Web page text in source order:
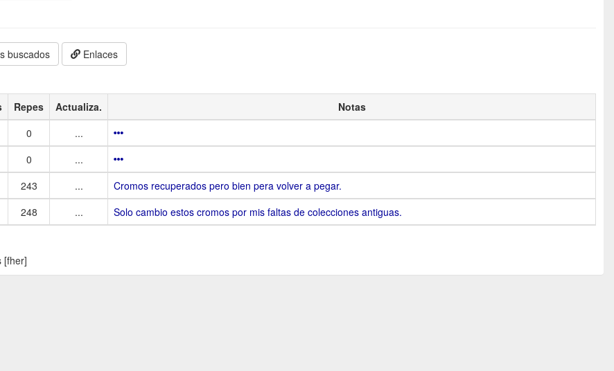
buscados Enlaces
Repes Actualiza.
Notas
0
...
0
...
243 ...
Cromos recuperados pero bien pera volver a pegar.
248 ... Solo cambio estos cromos por mis faltas de colecciones antiguas.
[fher]